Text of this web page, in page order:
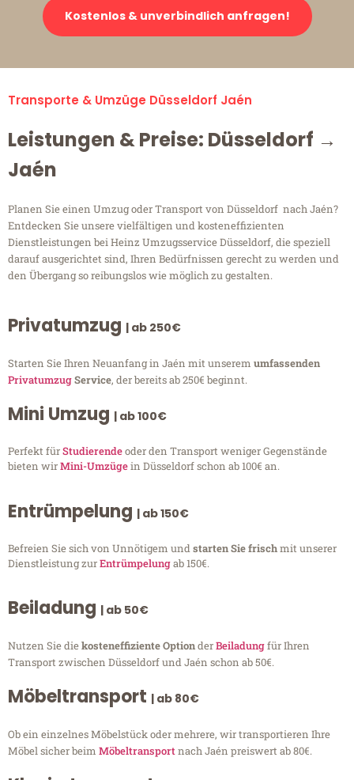
Kostenlos & unverbindlich anfragen!
Transporte & Umzüge Düsseldorf Jaén
Leistungen & Preise: Düsseldorf →
Jaén
Planen Sie einen Umzug oder Transport von Düsseldorf nach Jaén?
Entdecken Sie unsere vielfältigen und kosteneffizienten
Dienstleistungen bei Heinz Umzugsservice Düsseldorf, die speziell
darauf ausgerichtet sind, Ihren Bedürfnissen gerecht zu werden und
den Übergang so reibungslos wie möglich zu gestalten.
Privatumzug | ab 250€
Starten Sie Ihren Neuanfang in Jaén mit unserem umfassenden
PrivatumzugService, der bereits ab 250€ beginnt.
Mini Umzug | ab 100€
Perfekt fürStudierendeoder den Transport weniger Gegenstände
bieten wirMini-Umzügein Düsseldorf schon ab 100€ an.
Entrümpelung | ab 150€
Befreien Sie sich von Unnötigem undstarten Sie frischmit unserer
Dienstleistung zurEntrümpelungab 150€.
Beiladung | ab 50€
Nutzen Sie diekosteneffiziente OptionderBeiladungfür Ihren
Transport zwischen Düsseldorf und Jaén schon ab 50€.
Möbeltransport | ab 80€
Ob ein einzelnes Möbelstück oder mehrere, wir transportieren Ihre
Möbel sicher beim Möbeltransportnach Jaén preiswert ab 80€.